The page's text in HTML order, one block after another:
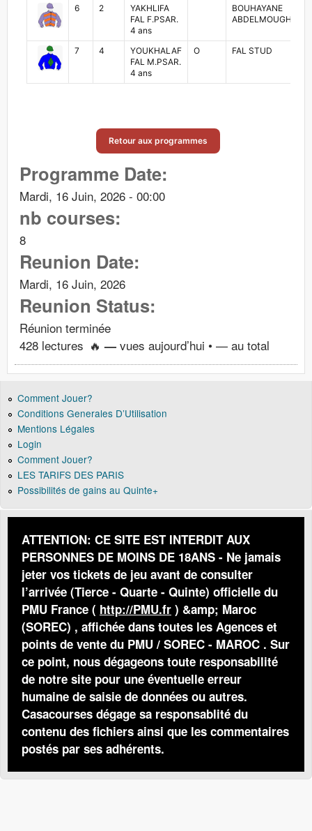
6 2
YAKHLIFA
FAL F.PSAR.
4 ans
BOUHAYANE
ABDELMOUGHIT
7 4
YOUKHALAF
FAL M.PSAR.
4 ans
O FAL STUD
Retour aux programmes
Programme Date:
Mardi, 16 Juin, 2026 - 00:00
nb courses:
8
Reunion Date:
Mardi, 16 Juin, 2026
Reunion Status:
Réunion terminée
428 lectures 🔥—vues aujourd’hui • —au total
Comment Jouer?
Conditions Generales D’Utilisation
Mentions Légales
Login
Comment Jouer?
LES TARIFS DES PARIS
Possibilités de gains au Quinte+
ATTENTION: CE SITE EST INTERDIT AUX
PERSONNES DE MOINS DE 18ANS - Ne jamais
jeter vos tickets de jeu avant de consulter
l’arrivée (Tierce - Quarte - Quinte) officielle du
PMU France ( http://PMU.fr ) &amp; Maroc
(SOREC) , affichée dans toutes les Agences et
points de vente du PMU / SOREC - MAROC . Sur
ce point, nous dégageons toute responsabilité
de notre site pour une éventuelle erreur
humaine de saisie de données ou autres.
Casacourses dégage sa responsablité du
contenu des fichiers ainsi que les commentaires
postés par ses adhérents.